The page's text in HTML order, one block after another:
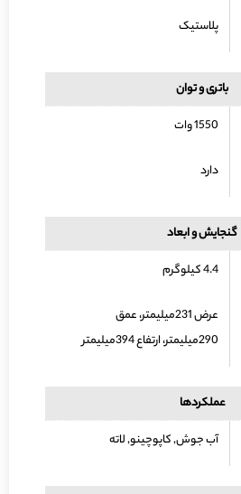
پلاستیک
باتری و توان
1550 وات
دارد
گنجایش و ابعاد
4.4 کیلوگرم
عرض 231میلیمتر، عمق
290میلیمتر، ارتفاع 394میلیمتر
عملکردها
آب جوش, کاپوچینو, لاته